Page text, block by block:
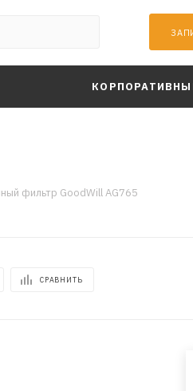
фильтр GoodWill AG765
СРАВНИТЬ